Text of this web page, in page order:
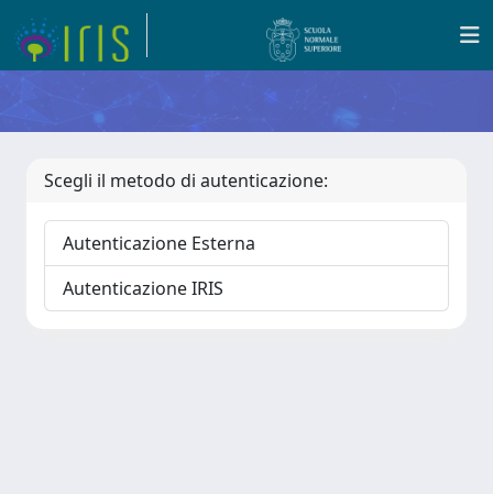
Scegli il metodo di autenticazione:
Autenticazione Esterna
Autenticazione IRIS